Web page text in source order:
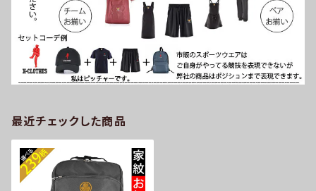
最近チェックした商品